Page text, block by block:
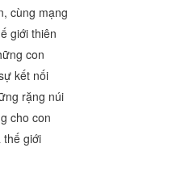
cùng mạng
giới thiên
con
kết nối
rặng núi
cho con
thế giới